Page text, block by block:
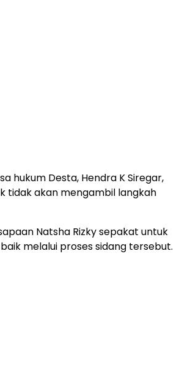
hukum Desta, Hendra K Siregar,
tidak akan mengambil langkah
Natsha Rizky sepakat untuk
melalui proses sidang tersebut.